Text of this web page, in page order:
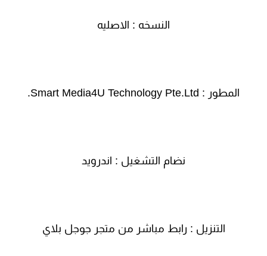
النسخه : الاصليه
المطور : Smart Media4U Technology Pte.Ltd.
نضام التشغيل : اندرويد
التنزيل : رابط مباشر من متجر جوجل بلاي